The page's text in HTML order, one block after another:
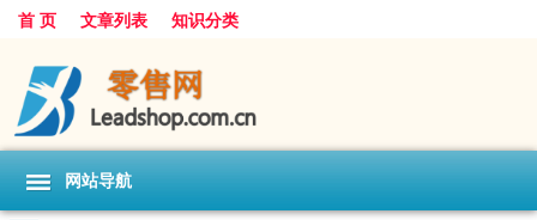
首 页 文章列表 知识分类
网站导航